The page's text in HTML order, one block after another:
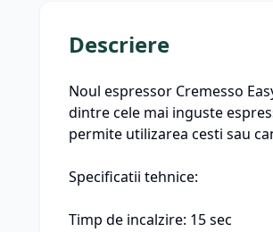
Descriere
Noul espressor Cremesso
dintre cele mai inguste
permite utilizarea cesti sau
Specificatii tehnice:
Timp de incalzire: